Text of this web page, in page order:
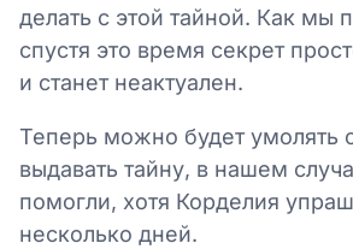
делать с этой тайной. Как мы
спустя это время секрет
и станет неактуален.
Теперь можно будет умолять
выдавать тайну, в нашем
помогли, хотя Корделия
несколько дней.